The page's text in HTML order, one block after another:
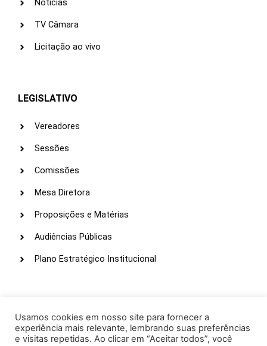
Notícias
TV Câmara
Licitação ao vivo
LEGISLATIVO
Vereadores
Sessões
Comissões
Mesa Diretora
Proposições e Matérias
Audiências Públicas
Plano Estratégico Institucional
Webmail
Intranet
Usamos cookies em nosso site para fornecer a
experiência mais relevante, lembrando suas preferências
e visitas repetidas. Ao clicar em “Aceitar todos”, você